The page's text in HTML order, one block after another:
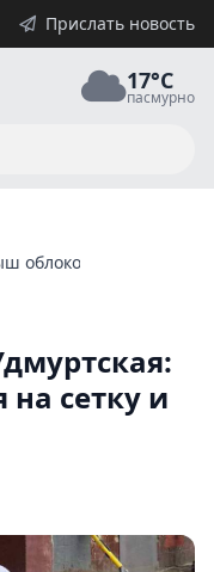
Прислать новость
17°C
пасмурно
облокотился на сетку
сетку и